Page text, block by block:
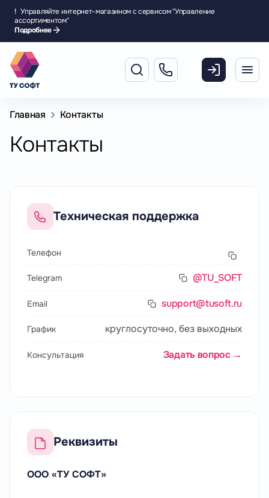
! Управляйте интернет-магазином с сервисом "Управление
ассортиментом"
Подробнее
Главная Контакты
Контакты
Техническая поддержка
Телефон
Telegram @TU_SOFT
Email support@tusoft.ru
График круглосуточно, без выходных
Консультация Задать вопрос →
Реквизиты
ООО «ТУ СОФТ»